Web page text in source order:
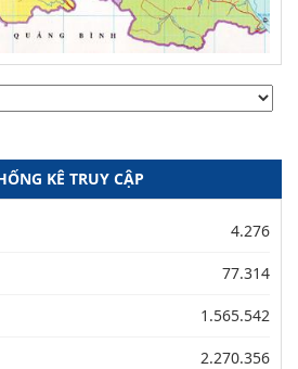
KÊ TRUY CẬP
4.276
77.314
1.565.542
2.270.356